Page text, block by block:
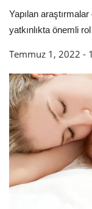
Yapılan
yatkınlıkta önemli
Temmuz 1, 2022 -